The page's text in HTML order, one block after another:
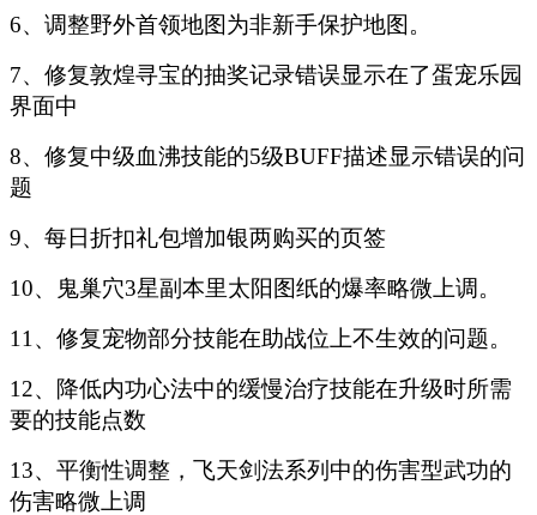
6、调整野外首领地图为非新手保护地图。
7、修复敦煌寻宝的抽奖记录错误显示在了蛋宠乐园
界面中
8、修复中级血沸技能的5级BUFF描述显示错误的问
题
9、每日折扣礼包增加银两购买的页签
10、鬼巢穴3星副本里太阳图纸的爆率略微上调。
11、修复宠物部分技能在助战位上不生效的问题。
12、降低内功心法中的缓慢治疗技能在升级时所需
要的技能点数
13、平衡性调整，飞天剑法系列中的伤害型武功的
伤害略微上调